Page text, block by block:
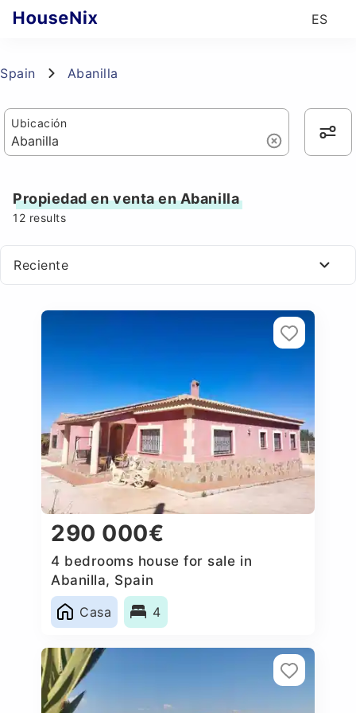
ES
Spain Abanilla
Ubicación
Propiedad en venta en Abanilla
12 results
Reciente
290 000€
4 bedrooms house for sale in
Abanilla, Spain
Casa
4